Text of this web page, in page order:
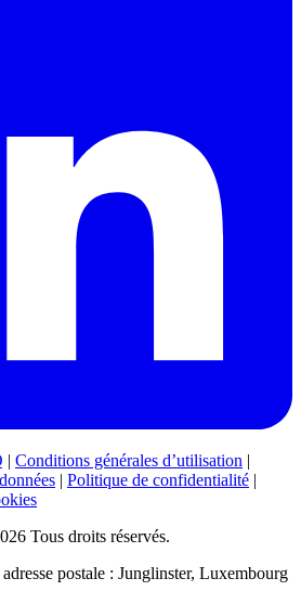
| Conditions générales d’utilisation |
| Politique de confidentialité |
Tous droits réservés.
postale : Junglinster, Luxembourg